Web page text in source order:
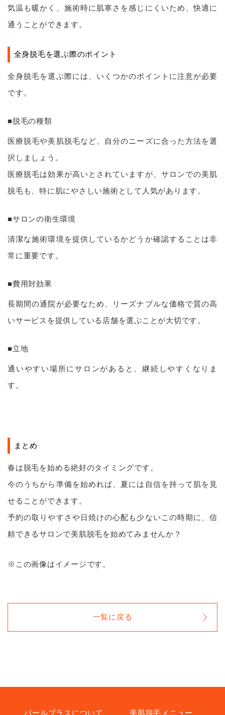
気温も暖かく、施術時に肌寒さを感じにくいため、快適に
通うことができます。
全身脱毛を選ぶ際のポイント
全身脱毛を選ぶ際には、いくつかのポイントに注意が必要
です。
■脱毛の種類
医療脱毛や美肌脱毛など、自分のニーズに合った方法を選
択しましょう。
医療脱毛は効果が高いとされていますが、サロンでの美肌
脱毛も、特に肌にやさしい施術として人気があります。
■サロンの衛生環境
清潔な施術環境を提供しているかどうか確認することは非
常に重要です。
■費用対効果
長期間の通院が必要なため、リーズナブルな価格で質の高
いサービスを提供している店舗を選ぶことが大切です。
■立地
通いやすい場所にサロンがあると、継続しやすくなりま
す。
まとめ
春は脱毛を始める絶好のタイミングです。
今のうちから準備を始めれば、夏には自信を持って肌を見
せることができます。
予約の取りやすさや日焼けの心配も少ないこの時期に、信
頼できるサロンで美肌脱毛を始めてみませんか？
※この画像はイメージです。
一覧に戻る
パールプラスについて 美肌脱毛メニュー